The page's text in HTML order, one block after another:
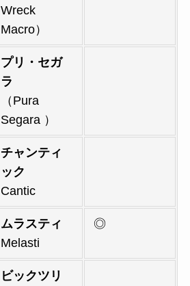
Wreck
Macro）
プリ・セガ
ラ
（Pura
Segara ）
チャンティ
ック
Cantic
ムラスティ
Melasti
◎
ビックツリ